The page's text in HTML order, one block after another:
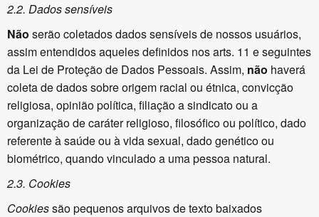
2.2. Dados sensíveis
Não serão coletados dados sensíveis de nossos usuários,
assim entendidos aqueles definidos nos arts. 11 e seguintes
da Lei de Proteção de Dados Pessoais. Assim, não haverá
coleta de dados sobre origem racial ou étnica, convicção
religiosa, opinião política, filiação a sindicato ou a
organização de caráter religioso, filosófico ou político, dado
referente à saúde ou à vida sexual, dado genético ou
biométrico, quando vinculado a uma pessoa natural.
2.3. Cookies
Cookiessão pequenos arquivos de texto baixados